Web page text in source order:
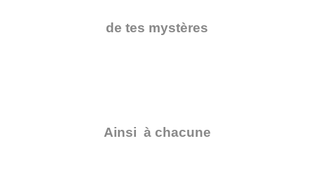
de tes mystères
Ainsi à chacune